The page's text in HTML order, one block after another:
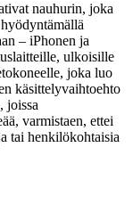
nauhurin, joka
– iPhonen ja
ulkoisille
joka luo
käsittelyvaihtoehto
joissa
varmistaen, ettei
tai henkilökohtaisia